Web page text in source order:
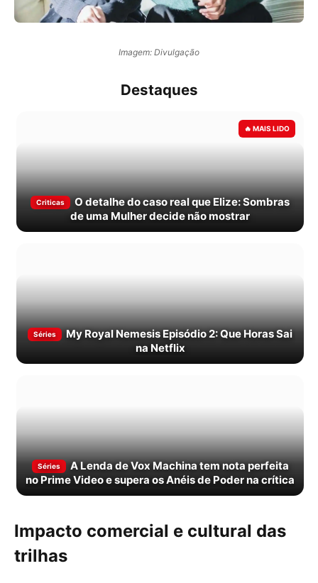
Imagem: Divulgação
Destaques
Criticas
O detalhe do caso real que Elize: Sombras
de uma Mulher decide não mostrar
Séries
My Royal Nemesis Episódio 2: Que Horas Sai
na Netflix
Séries
A Lenda de Vox Machina tem nota perfeita
no Prime Video e supera os Anéis de Poder na crítica
Impacto comercial e cultural das
trilhas